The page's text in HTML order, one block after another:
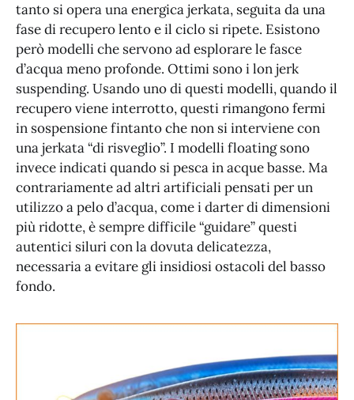
tanto si opera una energica jerkata, seguita da una
fase di recupero lento e il ciclo si ripete. Esistono
però modelli che servono ad esplorare le fasce
d’acqua meno profonde. Ottimi sono i lon jerk
suspending. Usando uno di questi modelli, quando il
recupero viene interrotto, questi rimangono fermi
in sospensione fintanto che non si interviene con
una jerkata “di risveglio”. I modelli floating sono
invece indicati quando si pesca in acque basse. Ma
contrariamente ad altri artificiali pensati per un
utilizzo a pelo d’acqua, come i darter di dimensioni
più ridotte, è sempre difficile “guidare” questi
autentici siluri con la dovuta delicatezza,
necessaria a evitare gli insidiosi ostacoli del basso
fondo.